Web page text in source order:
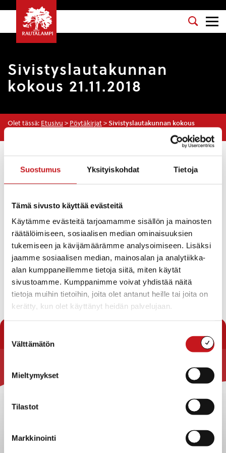
Suostumus Yksityiskohdat Tietoja
Tämä sivusto käyttää evästeitä
Käytämme evästeitä tarjoamamme sisällön ja mainosten
räätälöimiseen, sosiaalisen median ominaisuuksien
tukemiseen ja kävijämäärämme analysoimiseen. Lisäksi
jaamme sosiaalisen median, mainosalan ja analytiikka-
alan kumppaneillemme tietoja siitä, miten käytät
sivustoamme. Kumppanimme voivat yhdistää näitä
tietoja muihin tietoihin, joita olet antanut heille tai joita on
kerätty, kun olet käyttänyt heidän palvelujaan.
valinta
Välttämätön
Mieltymykset
Tilastot
Markkinointi
Sivistyslautakunnan
kokous 21.11.2018
Olet tässä: Etusivu > Pöytäkirjat > Sivistyslautakunnan kokous
Kokouspäivä: 21.11.2018
Esityslista
Kokouksen laillisuuden ja päätösvaltaisuuden
toteaminen
Pöytäkirjan tarkastaja
Tiedoksiannot
Sivistyslautakunnan toimenpiteet tarkastuslautakunnan
arviointikertomukseen v. 2017
Vuoden liikkuttajan valinta
Salassapidettävä
Lataa pöytäkirja
Rautalammin kunta
Kuntainfo
sopimukset